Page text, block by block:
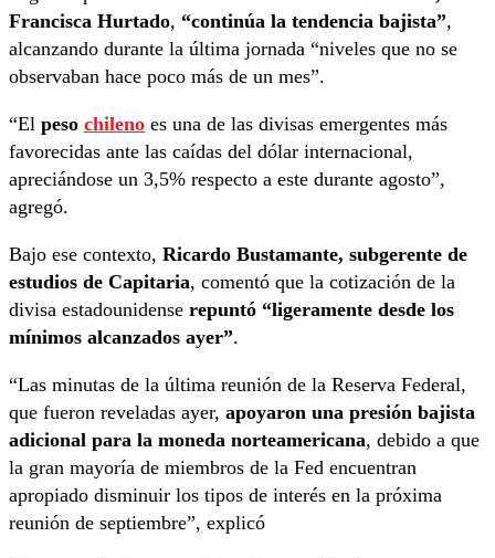
Francisca Hurtado, “continúa la tendencia bajista”,
alcanzando durante la última jornada “niveles que no se
observaban hace poco más de un mes”.
“El peso chileno es una de las divisas emergentes más
favorecidas ante las caídas del dólar internacional,
apreciándose un 3,5% respecto a este durante agosto”,
agregó.
Bajo ese contexto, Ricardo Bustamante, subgerente de
estudios de Capitaria, comentó que la cotización de la
divisa estadounidense repuntó “ligeramente desde los
mínimos alcanzados ayer”.
“Las minutas de la última reunión de la Reserva Federal,
que fueron reveladas ayer, apoyaron una presión bajista
adicional para la moneda norteamericana, debido a que
la gran mayoría de miembros de la Fed encuentran
apropiado disminuir los tipos de interés en la próxima
reunión de septiembre”, explicó